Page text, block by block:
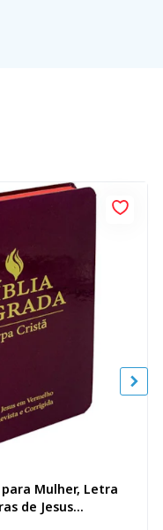
para Mulher, Letra
de Jesus